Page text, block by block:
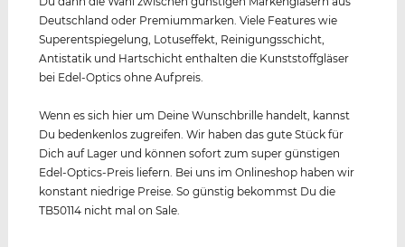
Deutschland oder Premiummarken. Viele Features wie
Superentspiegelung, Lotuseffekt, Reinigungsschicht,
Antistatik und Hartschicht enthalten die Kunststoffgläser
bei Edel-Optics ohne Aufpreis.
Wenn es sich hier um Deine Wunschbrille handelt, kannst
Du bedenkenlos zugreifen. Wir haben das gute Stück für
Dich auf Lager und können sofort zum super günstigen
Edel-Optics-Preis liefern. Bei uns im Onlineshop haben wir
konstant niedrige Preise. So günstig bekommst Du die
TB50114 nicht mal on Sale.